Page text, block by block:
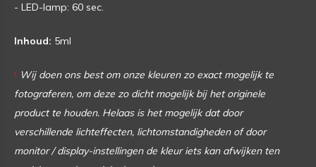
- LED-lamp: 60 sec.
Inhoud: 5ml
! Wij doen ons best om onze kleuren zo exact mogelijk te
fotograferen, om deze zo dicht mogelijk bij het originele
product te houden. Helaas is het mogelijk dat door
verschillende lichteffecten, lichtomstandigheden of door
monitor / display-instellingen de kleur iets kan afwijken ten